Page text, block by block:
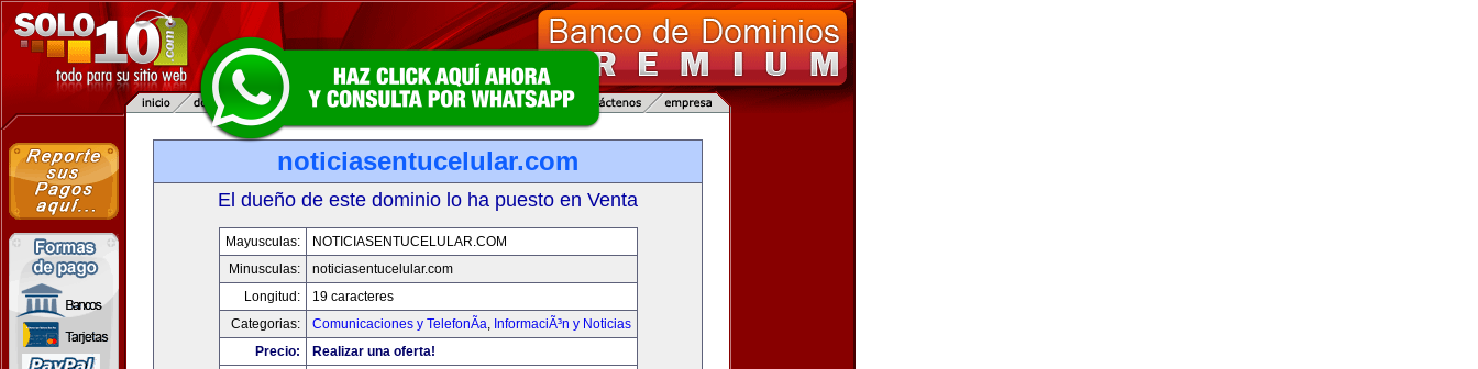
noticiasentucelular.com
El dueño de este dominio lo ha puesto en Venta
Mayusculas:
NOTICIASENTUCELULAR.COM
Minusculas:
noticiasentucelular.com
Longitud:
19 caracteres
Categorias:
Comunicaciones y TelefonÃ­a, InformaciÃ³n y Noticias
Precio:
Realizar una oferta!